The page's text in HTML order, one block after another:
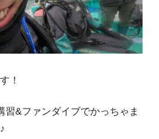
！
習&ファンダイブでかっちゃま